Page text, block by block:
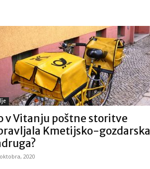
v Vitanju poštne storitve
Kmetijsko-gozdarska
2020